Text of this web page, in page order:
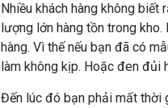
Nhiều khách hàng không
lượng lớn hàng tồn trong
hàng. Vì thế nếu bạn đã có
làm không kịp. Hoặc đen đủi
Đến lúc đó bạn phải mất thời